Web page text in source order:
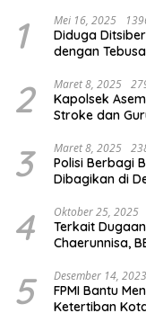
1 Mei 16, 2025
Diduga
dengan
2 Maret 8, 2025
Kapolsek
Stroke dan
3 Maret 8, 2025
Polisi Berbagi
Dibagikan di
4 Oktober 25, 2025
Terkait
Chaerunnisa,
5 Desember 14, 2023
FPMI Bantu
Ketertiban